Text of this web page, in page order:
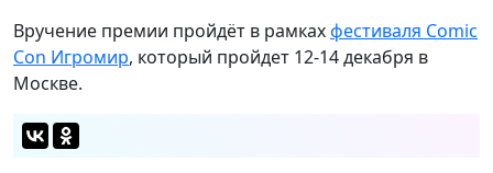
Вручение премии пройдёт в рамкахфестиваля Comic
Con Игромир, который пройдет 12-14 декабря в
Москве.